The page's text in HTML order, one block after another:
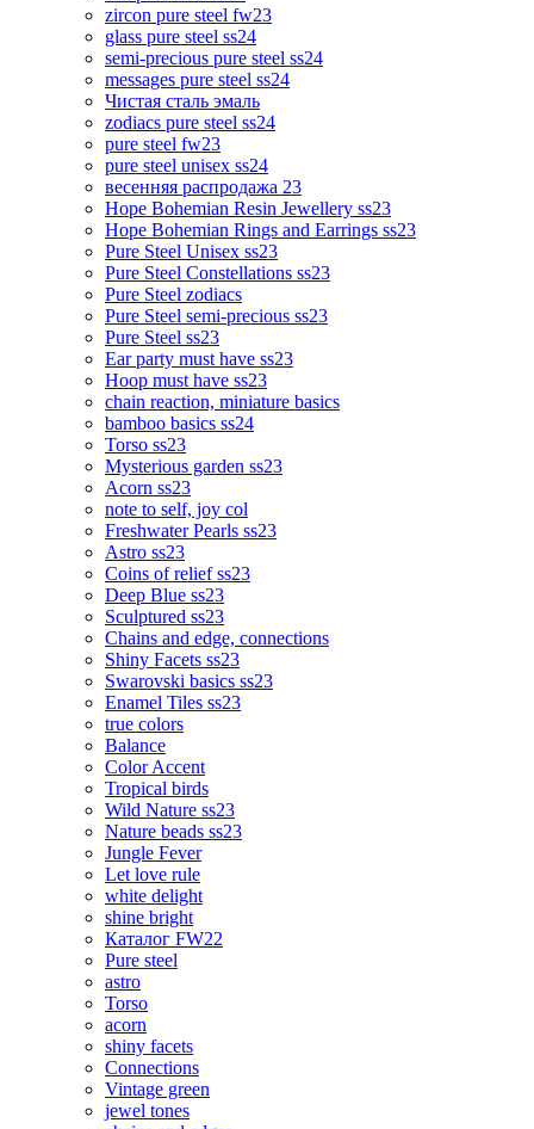
zircon pure steel fw23
glass pure steel ss24
semi-precious pure steel ss24
messages pure steel ss24
Чистая сталь эмаль
zodiacs pure steel ss24
pure steel fw23
pure steel unisex ss24
весенняя распродажа 23
Hope Bohemian Resin Jewellery ss23
Hope Bohemian Rings and Earrings ss23
Pure Steel Unisex ss23
Pure Steel Constellations ss23
Pure Steel zodiacs
Pure Steel semi-precious ss23
Pure Steel ss23
Ear party must have ss23
Hoop must have ss23
chain reaction, miniature basics
bamboo basics ss24
Torso ss23
Mysterious garden ss23
Acorn ss23
note to self, joy col
Freshwater Pearls ss23
Astro ss23
Coins of relief ss23
Deep Blue ss23
Sculptured ss23
Chains and edge, connections
Shiny Facets ss23
Swarovski basics ss23
Enamel Tiles ss23
true colors
Balance
Color Accent
Tropical birds
Wild Nature ss23
Nature beads ss23
Jungle Fever
Let love rule
white delight
shine bright
Каталог FW22
Pure steel
astro
Torso
acorn
shiny facets
Connections
Vintage green
jewel tones